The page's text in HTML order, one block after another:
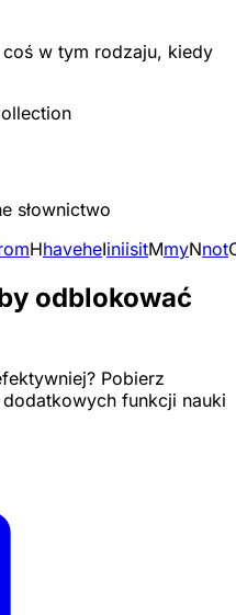
w tym rodzaju, kiedy
słownictwo
HhaveheIiniisitMmyNnot
odblokować
Pobierz
funkcji nauki